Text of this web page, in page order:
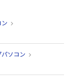
ソコン